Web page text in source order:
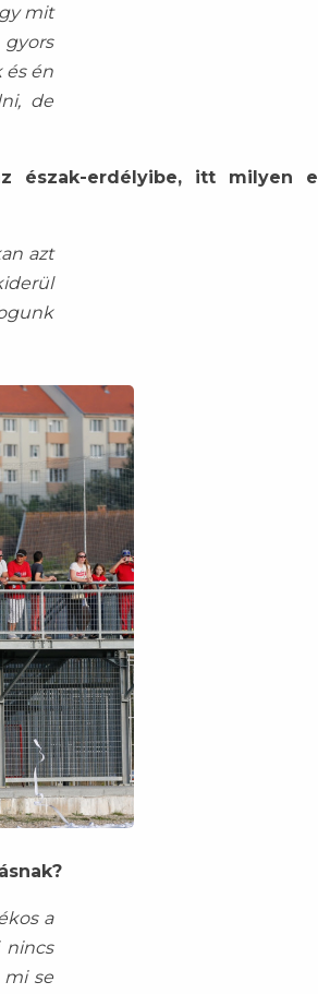
mit
és én
de
észak-erdélyibe, itt milyen
azt
a
mi se